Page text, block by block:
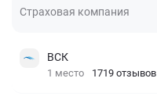
Страховая компания
ВСК
1 место 1719 отзывов